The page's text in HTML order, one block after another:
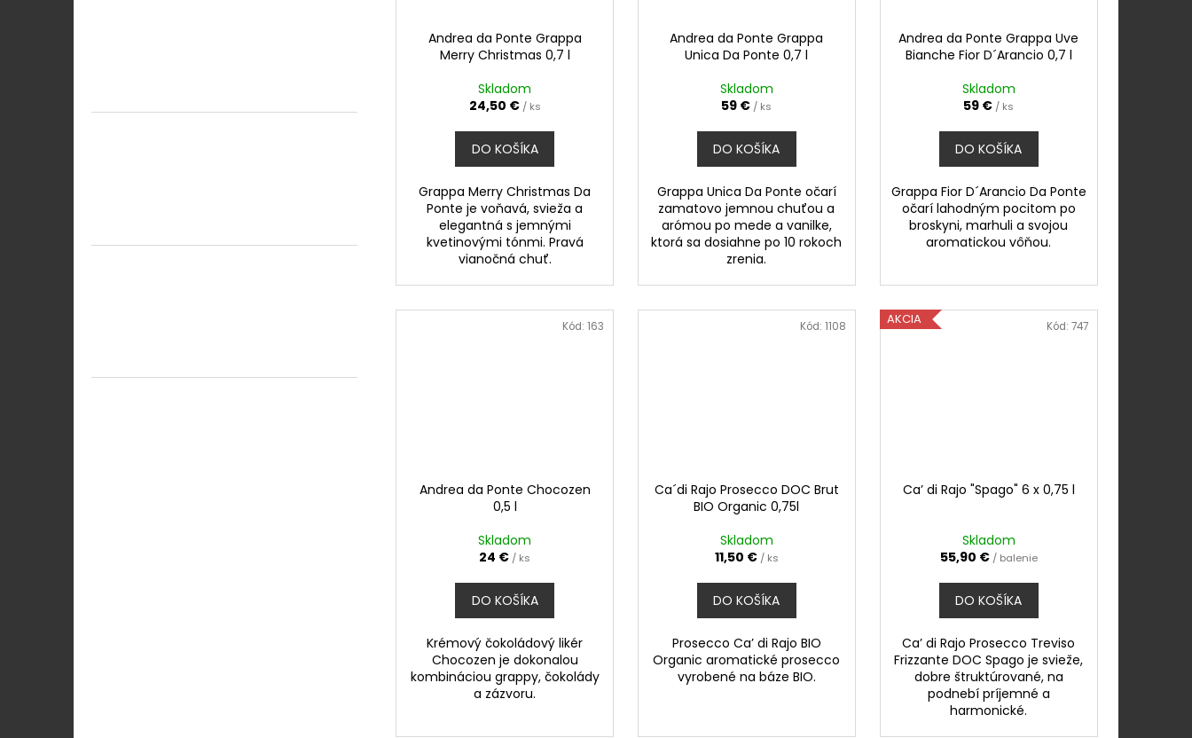
Andrea da Ponte Grappa
Merry Christmas 0,7 l
Skladom
24,50 € / ks
DO KOŠÍKA
Grappa Merry Christmas Da
Ponte je voňavá, svieža a
elegantná s jemnými
kvetinovými tónmi. Pravá
vianočná chuť.
Andrea da Ponte Grappa
Unica Da Ponte 0,7 l
Skladom
59 € / ks
DO KOŠÍKA
Grappa Unica Da Ponte očarí
zamatovo jemnou chuťou a
arómou po mede a vanilke,
ktorá sa dosiahne po 10 rokoch
zrenia.
Andrea da Ponte Grappa Uve
Bianche Fior D´Arancio 0,7 l
Skladom
59 € / ks
DO KOŠÍKA
Grappa Fior D´Arancio Da Ponte
očarí lahodným pocitom po
broskyni, marhuli a svojou
aromatickou vôňou.
Andrea da Ponte Chocozen
0,5 l
Skladom
24 € / ks
DO KOŠÍKA
Krémový čokoládový likér
Chocozen je dokonalou
kombináciou grappy, čokolády
a zázvoru.
Kód:163
Ca´di Rajo Prosecco DOC Brut
BIO Organic 0,75l
Skladom
11,50 € / ks
DO KOŠÍKA
Prosecco Ca’ di Rajo BIO
Organic aromatické prosecco
vyrobené na báze BIO.
Kód: 1108 AKCIA
Ca’ di Rajo "Spago" 6 x 0,75 l
Skladom
55,90 € / balenie
DO KOŠÍKA
Ca’ di Rajo Prosecco Treviso
Frizzante DOC Spago je svieže,
dobre štruktúrované, na
podnebí príjemné a
harmonické.
Kód: 747